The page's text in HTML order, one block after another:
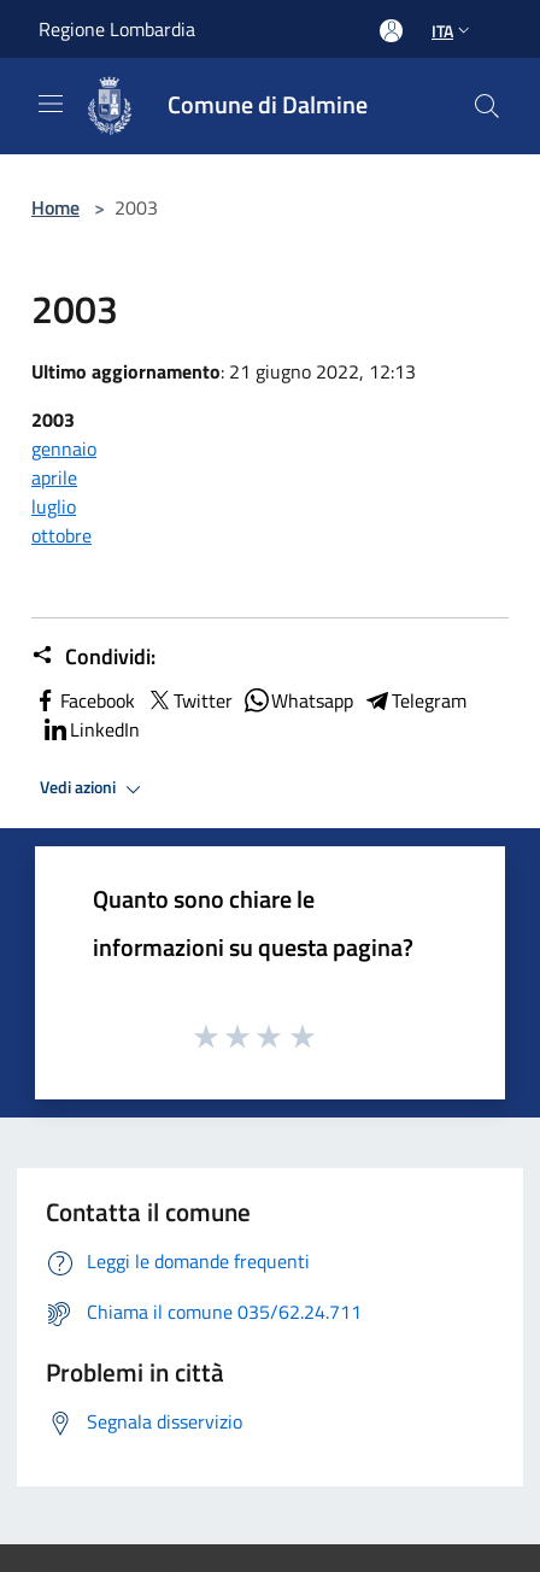
Regione Lombardia ITA
Comune di Dalmine
Home > 2003
2003
Ultimo aggiornamento: 21 giugno 2022, 12:13
2003
gennaio
aprile
luglio
ottobre
Condividi:
Facebook Twitter Whatsapp
Telegram
LinkedIn
Vedi azioni
Quanto sono chiare le
informazioni su questa pagina?
Contatta il comune
Leggi le domande frequenti
Chiama il comune 035/62.24.711
Problemi in città
Segnala disservizio